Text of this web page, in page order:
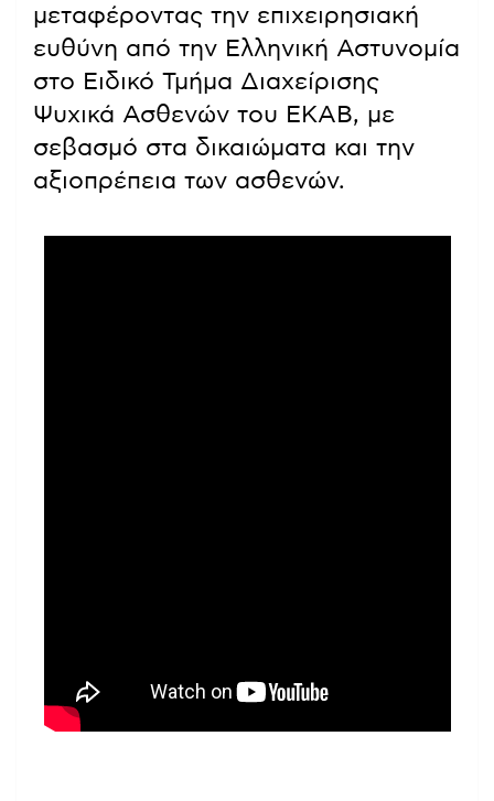
μεταφέροντας την επιχειρησιακή
ευθύνη από την Ελληνική Αστυνομία
στο Ειδικό Τμήμα Διαχείρισης
Ψυχικά Ασθενών του ΕΚΑΒ, με
σεβασμό στα δικαιώματα και την
αξιοπρέπεια των ασθενών.